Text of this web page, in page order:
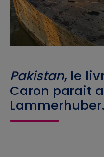
Pakistan, le
Caron parait
Lammerhuber.